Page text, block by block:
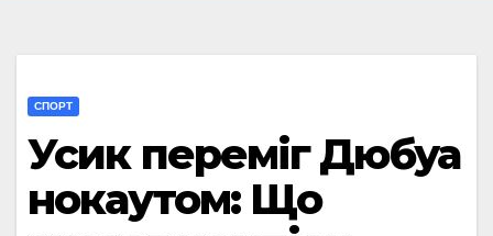
СПОРТ
Усик переміг Дюбуа
нокаутом: Що